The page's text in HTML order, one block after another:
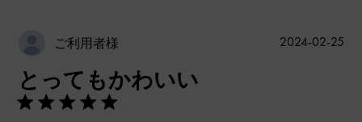
ご利用者様
とってもかわいい
公
2024-02-25